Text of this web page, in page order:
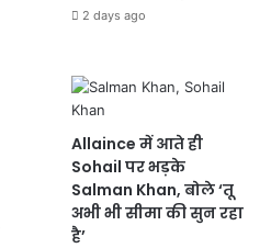
2 days ago
Allaince में आते ही
Sohail पर भड़के
Salman Khan, बोले ‘तू
अभी भी सीमा की सुन रहा
है’